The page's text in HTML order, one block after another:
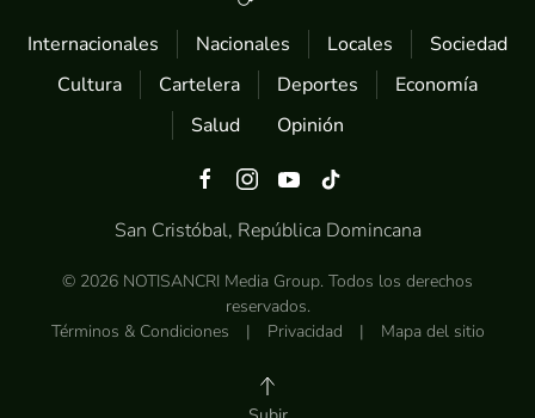
Internacionales Nacionales Locales
Sociedad
Cultura
Cartelera Deportes
Economía
Salud
Opinión
San Cristóbal, República Domincana
© 2026 NOTISANCRI Media Group. Todos los derechos
reservados.
Términos & Condiciones | Privacidad | Mapa del sitio